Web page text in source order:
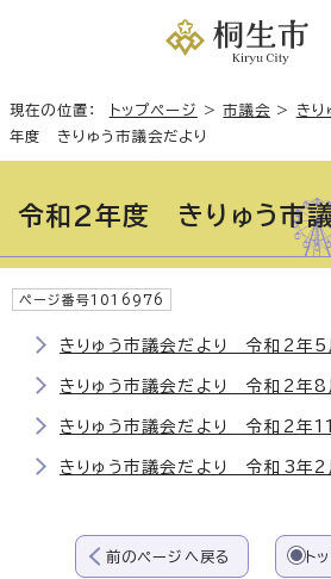
現在の位置： トップページ >市議会 > きり
年度 きりゅう市議会だより
令和2年度 きりゅう市議
ページ番号1016976
きりゅう市議会だより 令和2年5
きりゅう市議会だより 令和2年8
きりゅう市議会だより 令和2年
きりゅう市議会だより 令和3年2
前のページへ戻る ト